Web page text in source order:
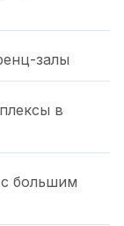
залы
в
большим